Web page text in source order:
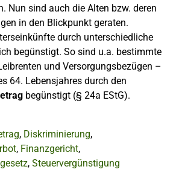
Nun sind auch die Alten bzw. deren
in den Blickpunkt geraten.
durch unterschiedliche
begünstigt. So sind u.a. bestimmte
und Versorgungsbezügen –
64. Lebensjahres durch den
begünstigt (§ 24a EStG).
, Diskriminierung,
, Finanzgericht,
, Steuervergünstigung